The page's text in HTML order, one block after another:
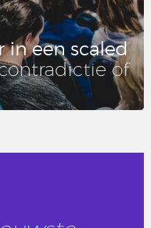
in een scaled
of